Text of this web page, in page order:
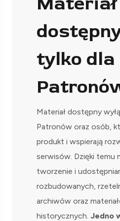
tylko dla
Materiał dostępny
Patronów oraz osób,
produkt i wspierają
serwisów. Dzięki temu
tworzenie i
rozbudowanych,
archiwów oraz
historycznych. Jedno